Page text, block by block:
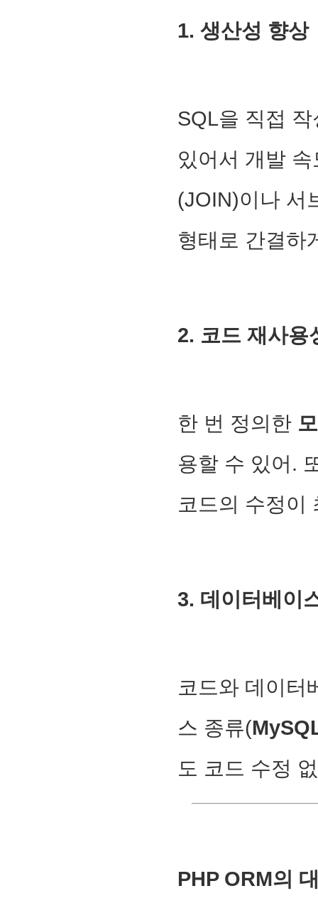
1. 생산성 향상
SQL을 직접
있어서 개발
(JOIN)이나 서
형태로 간결하
2. 코드 재사용
한 번 정의한
용할 수 있어.
코드의 수정이
3. 데이터베이
코드와 데이터
스 종류(
도 코드 수정
PHP ORM의